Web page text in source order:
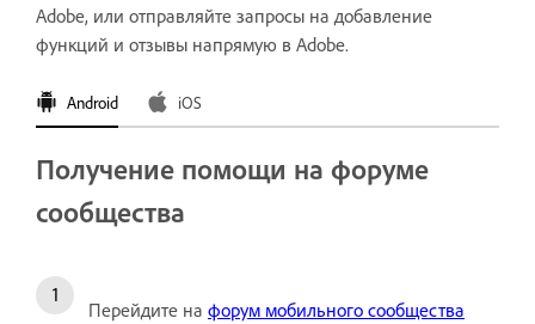
Adobe, или отправляйте запросы на добавление
функций и отзывы напрямую в Adobe.
Android iOS
Получение помощи на форуме
сообщества
Перейдите на форум мобильного сообщества